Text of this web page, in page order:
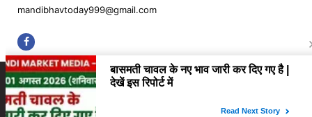
mandibhavtoday999@gmail.com
Copyright © 2023 Mandi Bhav Today. All rights Reserved. Powered by TIMES
INTERNET (GETM360).
About Us
Disclaimer